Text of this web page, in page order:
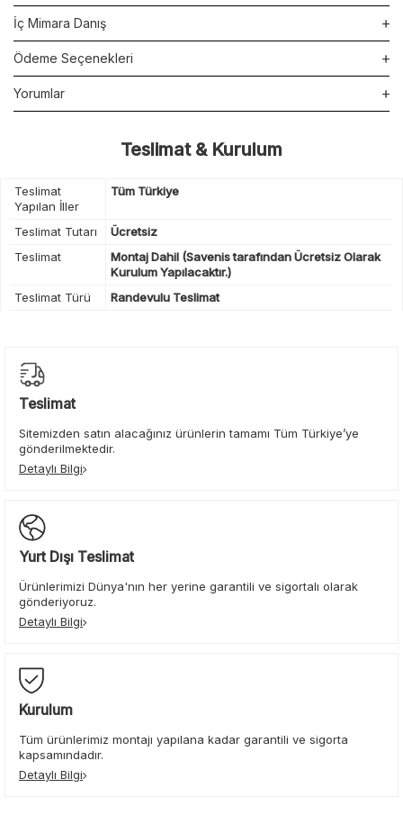
İç Mimara Danış
Ödeme Seçenekleri
Yorumlar
Teslimat & Kurulum
Teslimat
Yapılan İller
Tüm Türkiye
Teslimat Tutarı
Ücretsiz
Teslimat
Montaj Dahil (Savenis tarafından Ücretsiz Olarak
Kurulum Yapılacaktır.)
Teslimat Türü
Randevulu Teslimat
Teslimat
Sitemizden satın alacağınız ürünlerin tamamı Tüm Türkiye’ye
gönderilmektedir.
Detaylı Bilgi
Yurt Dışı Teslimat
Ürünlerimizi Dünya'nın her yerine garantili ve sigortalı olarak
gönderiyoruz.
Detaylı Bilgi
Kurulum
Tüm ürünlerimiz montajı yapılana kadar garantili ve sigorta
kapsamındadır.
Detaylı Bilgi